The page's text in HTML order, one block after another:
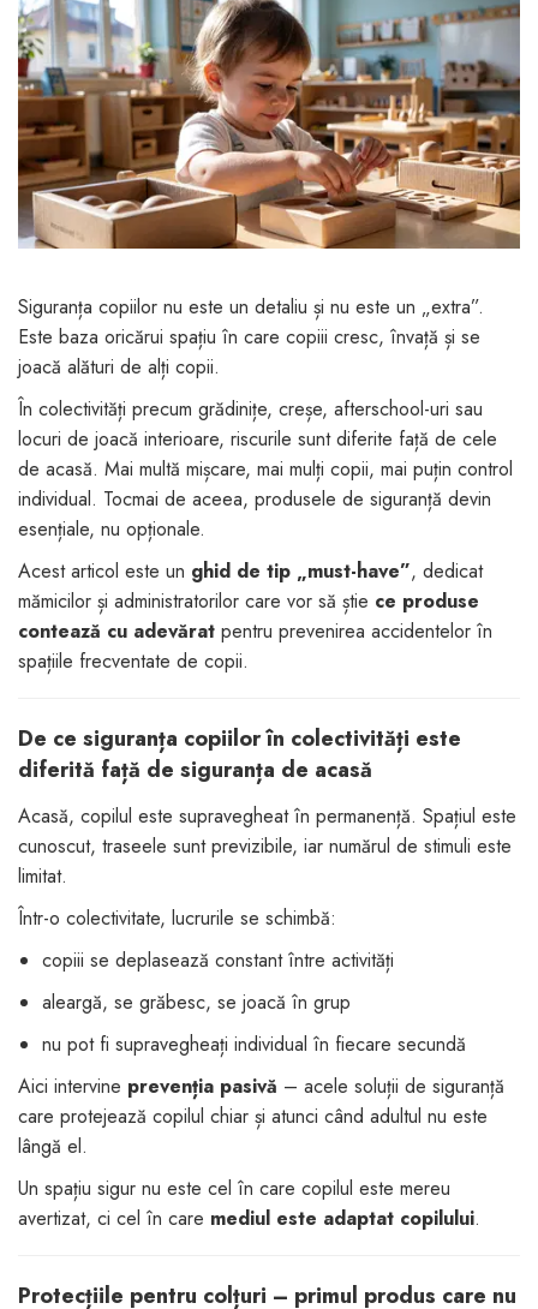
Produse de protecție
mobilier industrial
Bandă avertizare
Cărucioare copii
Accesorii Cărucioare
Set protecții copii
Scaune auto copii
Siguranță auto copii
Tapet protector perete
Incălzitoare biberoane
copii
Termosuri, recipiente
mâncare pentru copii
Suzete bebe
Termometre copii
Căști antifonice copii și
dopuri de urechi
Produse îngrijire copii
Igiena copii
Jocuri de familie sau grup
Masinute, avioane,
motociclete
Jocuri de pictura si desen
Jucarii muzicale
Jucării educative copii
Siguranța copiilor nu este un detaliu și nu este un „extra”.
Este baza oricărui spațiu în care copiii cresc, învață și se
joacă alături de alți copii.
În colectivități precum grădinițe, creșe, afterschool-uri sau
locuri de joacă interioare, riscurile sunt diferite față de cele
de acasă. Mai multă mișcare, mai mulți copii, mai puțin control
individual. Tocmai de aceea, produsele de siguranță devin
esențiale, nu opționale.
Acest articol este un ghid de tip „must-have”, dedicat
mămicilor și administratorilor care vor să știe ce produse
contează cu adevărat pentru prevenirea accidentelor în
spațiile frecventate de copii.
De ce siguranța copiilor în colectivități este
diferită față de siguranța de acasă
Acasă, copilul este supravegheat în permanență. Spațiul este
cunoscut, traseele sunt previzibile, iar numărul de stimuli este
limitat.
Într-o colectivitate, lucrurile se schimbă:
copiii se deplasează constant între activități
aleargă, se grăbesc, se joacă în grup
nu pot fi supravegheați individual în fiecare secundă
Aici intervine prevenția pasivă – acele soluții de siguranță
care protejează copilul chiar și atunci când adultul nu este
lângă el.
Un spațiu sigur nu este cel în care copilul este mereu
avertizat, ci cel în care mediul este adaptat copilului.
Protecțiile pentru colțuri – primul produs care nu